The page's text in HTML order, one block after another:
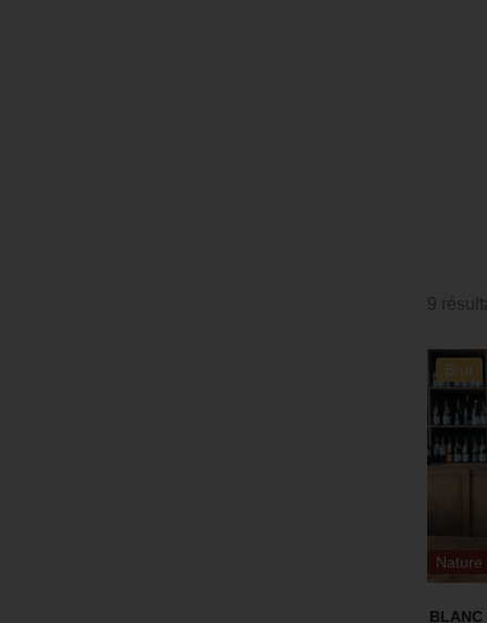
9
Brut
Nature
BLANC